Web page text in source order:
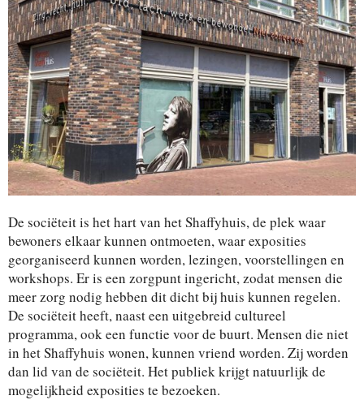
De sociëteit is het hart van het Shaffyhuis, de plek waar
bewoners elkaar kunnen ontmoeten, waar exposities
georganiseerd kunnen worden, lezingen, voorstellingen en
workshops. Er is een zorgpunt ingericht, zodat mensen die
meer zorg nodig hebben dit dicht bij huis kunnen regelen.
De sociëteit heeft, naast een uitgebreid cultureel
programma, ook een functie voor de buurt. Mensen die niet
in het Shaffyhuis wonen, kunnen vriend worden. Zij worden
dan lid van de sociëteit. Het publiek krijgt natuurlijk de
mogelijkheid exposities te bezoeken.